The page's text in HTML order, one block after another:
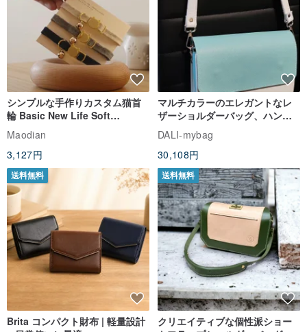
シンプルな手作りカスタム猫首
輪 Basic New Life Soft
Organic Cat Collar | Simple
Soft Cat Collar
Maodian
3,127円
マルチカラーのエレガントなレ
ザーショルダーバッグ、ハンド
メイド
DALI-mybag
30,108円
送料無料
Brita コンパクト財布 | 軽量設計
送料無料
クリエイティブな個性派ショー